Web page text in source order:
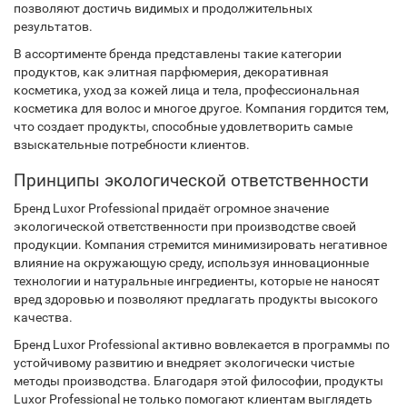
позволяют достичь видимых и продолжительных
результатов.
В ассортименте бренда представлены такие категории
продуктов, как элитная парфюмерия, декоративная
косметика, уход за кожей лица и тела, профессиональная
косметика для волос и многое другое. Компания гордится тем,
что создает продукты, способные удовлетворить самые
взыскательные потребности клиентов.
Принципы экологической ответственности
Бренд Luxor Professional придаёт огромное значение
экологической ответственности при производстве своей
продукции. Компания стремится минимизировать негативное
влияние на окружающую среду, используя инновационные
технологии и натуральные ингредиенты, которые не наносят
вред здоровью и позволяют предлагать продукты высокого
качества.
Бренд Luxor Professional активно вовлекается в программы по
устойчивому развитию и внедряет экологически чистые
методы производства. Благодаря этой философии, продукты
Luxor Professional не только помогают клиентам выглядеть